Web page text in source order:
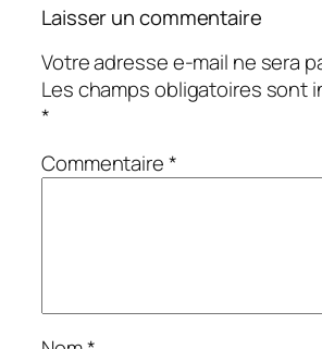
Laisser un commentaire
Votre adresse e-mail ne sera
Les champs obligatoires sont
*
Commentaire*